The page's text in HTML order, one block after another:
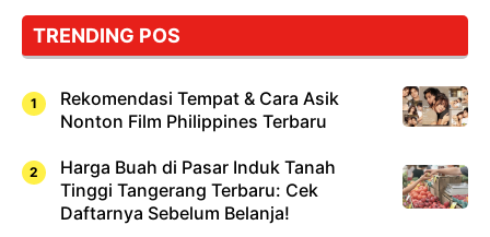
Cuma
Sushi!
TRENDING POS
Rekomendasi Tempat & Cara Asik
Nonton Film Philippines Terbaru
Harga Buah di Pasar Induk Tanah
Tinggi Tangerang Terbaru: Cek
Daftarnya Sebelum Belanja!